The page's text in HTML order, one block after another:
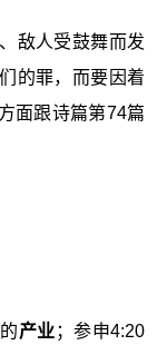
敌人受鼓舞而发
的罪，而要因着
面跟诗篇第74篇
产业 ；参申4:20